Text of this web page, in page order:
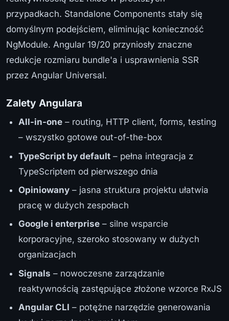
przypadkach. Standalone Components stały się
domyślnym podejściem, eliminując konieczność
NgModule. Angular 19/20 przyniosły znaczne
redukcje rozmiaru bundle'a i usprawnienia SSR
przez Angular Universal.
Zalety Angulara
All-in-one – routing, HTTP client, forms, testing
– wszystko gotowe out-of-the-box
TypeScript by default – pełna integracja z
TypeScriptem od pierwszego dnia
Opiniowany – jasna struktura projektu ułatwia
pracę w dużych zespołach
Google i enterprise – silne wsparcie
korporacyjne, szeroko stosowany w dużych
organizacjach
Signals – nowoczesne zarządzanie
reaktywnością zastępujące złożone wzorce RxJS
Angular CLI – potężne narzędzie generowania